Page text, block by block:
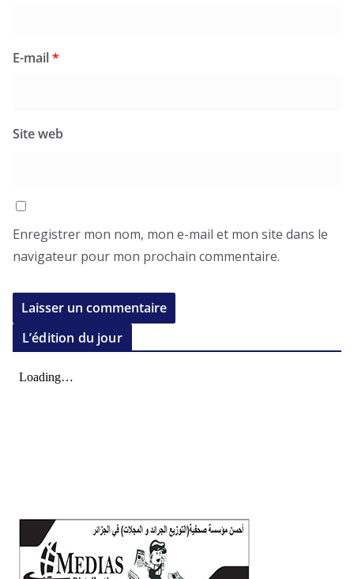
E-mail*
Site web
Enregistrer mon nom, mon e-mail et mon site dans le
navigateur pour mon prochain commentaire.
L’édition du jour